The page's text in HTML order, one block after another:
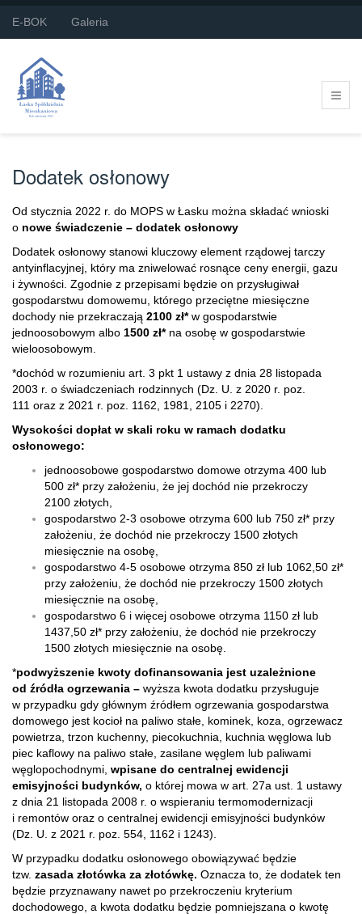
E-BOK Galeria
Dodatek osłonowy
Od stycznia 2022 r. do MOPS w Łasku można składać wnioski
o nowe świadczenie – dodatek osłonowy
Dodatek osłonowy stanowi kluczowy element rządowej tarczy
antyinflacyjnej, który ma zniwelować rosnące ceny energii, gazu
i żywności. Zgodnie z przepisami będzie on przysługiwał
gospodarstwu domowemu, którego przeciętne miesięczne
dochody nie przekraczają 2100 zł*w gospodarstwie
jednoosobowym albo 1500 zł*na osobę w gospodarstwie
wieloosobowym.
*dochód w rozumieniu art. 3 pkt 1 ustawy z dnia 28 listopada
2003 r. o świadczeniach rodzinnych (Dz. U. z 2020 r. poz.
111 oraz z 2021 r. poz. 1162, 1981, 2105 i 2270).
Wysokości dopłat w skali roku w ramach dodatku
osłonowego:
jednoosobowe gospodarstwo domowe otrzyma 400 lub
500 zł* przy założeniu, że jej dochód nie przekroczy
2100 złotych,
gospodarstwo 2-3 osobowe otrzyma 600 lub 750 zł* przy
założeniu, że dochód nie przekroczy 1500 złotych
miesięcznie na osobę,
gospodarstwo 4-5 osobowe otrzyma 850 zł lub 1062,50 zł*
przy założeniu, że dochód nie przekroczy 1500 złotych
miesięcznie na osobę,
gospodarstwo 6 i więcej osobowe otrzyma 1150 zł lub
1437,50 zł* przy założeniu, że dochód nie przekroczy
1500 złotych miesięcznie na osobę.
*podwyższenie kwoty dofinansowania jest uzależnione
od źródła ogrzewania – wyższa kwota dodatku przysługuje
w przypadku gdy głównym źródłem ogrzewania gospodarstwa
domowego jest kocioł na paliwo stałe, kominek, koza, ogrzewacz
powietrza, trzon kuchenny, piecokuchnia, kuchnia węglowa lub
piec kaflowy na paliwo stałe, zasilane węglem lub paliwami
węglopochodnymi, wpisane do centralnej ewidencji
emisyjności budynków, o której mowa w art. 27a ust. 1 ustawy
z dnia 21 listopada 2008 r. o wspieraniu termomodernizacji
i remontów oraz o centralnej ewidencji emisyjności budynków
(Dz. U. z 2021 r. poz. 554, 1162 i 1243).
W przypadku dodatku osłonowego obowiązywać będzie
tzw. zasada złotówka za złotówkę. Oznacza to, że dodatek ten
będzie przyznawany nawet po przekroczeniu kryterium
dochodowego, a kwota dodatku będzie pomniejszana o kwotę